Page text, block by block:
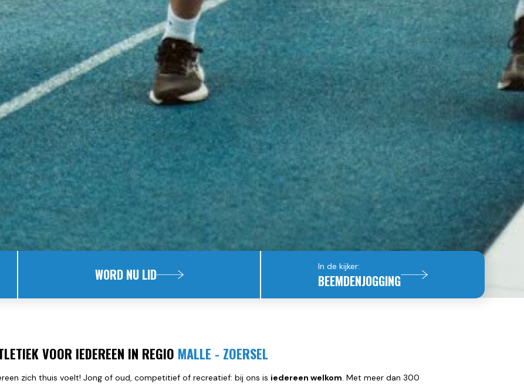
WORD NU LID In de kijker:
BEEMDENJOGGING
VOOR IEDEREEN IN REGIO MALLE - ZOERSEL
zich thuis voelt! Jong of oud, competitief of recreatief: bij ons is iedereen welkom. Met meer dan 300